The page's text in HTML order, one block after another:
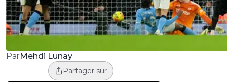
ParMehdi Lunay
Partager sur